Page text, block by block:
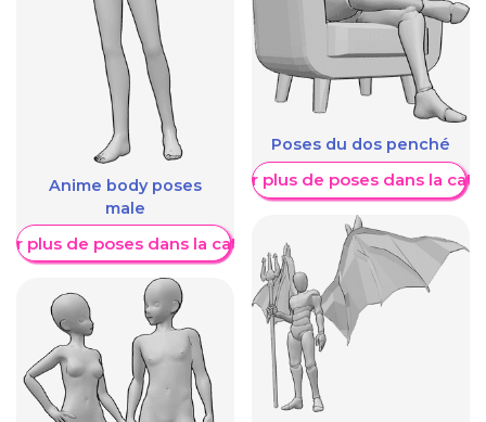
Anime body poses
male
plus de poses dans la catégorie
Poses du dos penché
Afficher plus de poses dans la